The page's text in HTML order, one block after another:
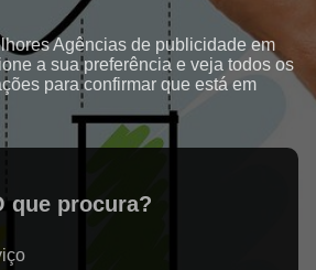
Agências de publicidade em
a sua preferência e veja todos os
para confirmar que está em
que procura?